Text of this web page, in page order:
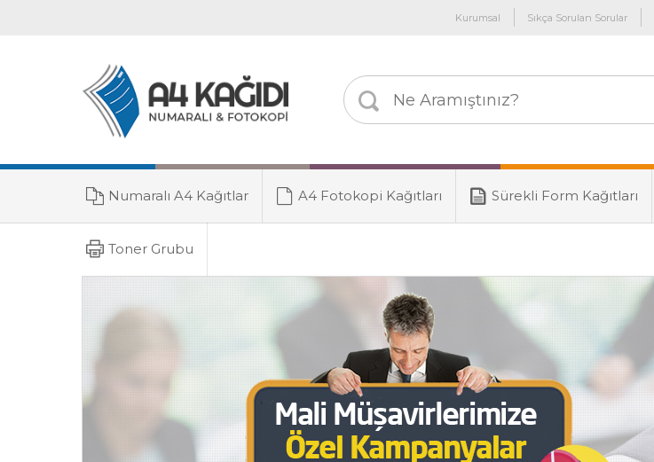
Kurumsal Sıkça Sorulan Sorular
Numaralı A4 Kağıtlar A4 Fotokopi Kağıtları Sürekli Form Kağıtları
Toner Grubu